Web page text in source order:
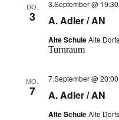
DO.
3 A. Adler / AN
3.September @ 19:30
Alte SchuleAlte
Turnraum
MO.
7 A. Adler / AN
7.September @ 20:00
Alte SchuleAlte